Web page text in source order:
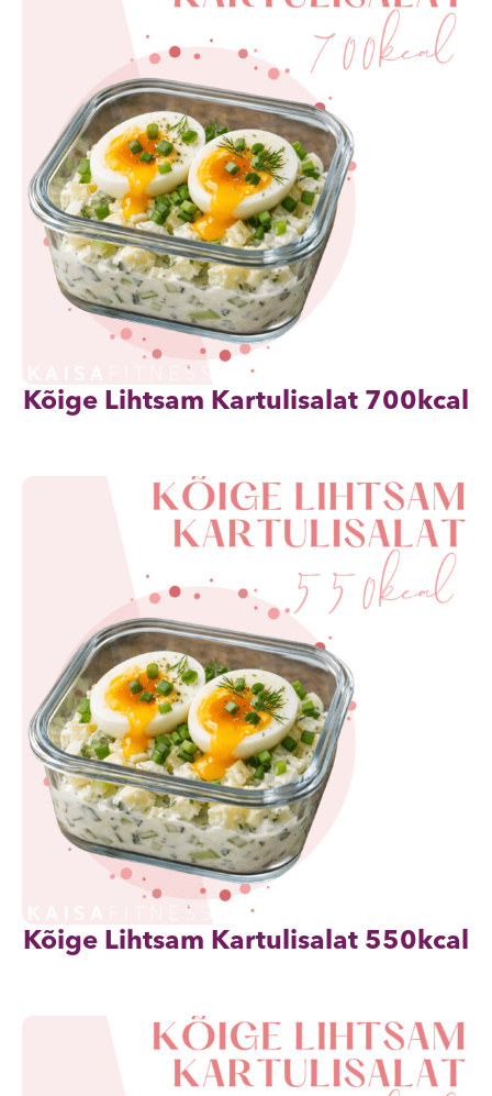
Kõige Lihtsam Kartulisalat 700kcal
Kõige Lihtsam Kartulisalat 550kcal